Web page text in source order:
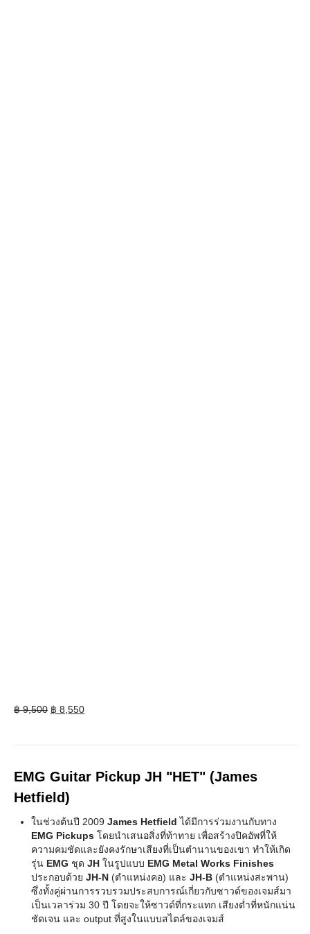
฿9,500 Original
฿ 8,550Current
EMG Guitar Pickup JH "HET" (James
Hetfield)
ในช่วงต้นปี 2009 James Hetfield ได้มีการร่วมงานกับทาง
EMG Pickups โดยนำเสนอสิ่งที่ท้าทาย เพื่อสร้างปิคอัพที่ให้
ความคมชัดและยังคงรักษาเสียงที่เป็นตำนานของเขา ทำให้เกิด
รุ่น EMG ชุด JH ในรูปแบบ EMG Metal Works Finishes
ประกอบด้วย JH-N (ตำแหน่งคอ) และ JH-B (ตำแหน่งสะพาน)
ซึ่งทั้งคู่ผ่านการรวบรวมประสบการณ์เกี่ยวกับซาวด์ของเจมส์มา
เป็นเวลาร่วม 30 ปี โดยจะให้ซาวด์ที่กระแทก เสียงต่ำที่หนักแน่น
ชัดเจน และ output ที่สูงในแบบสไตล์ของเจมส์